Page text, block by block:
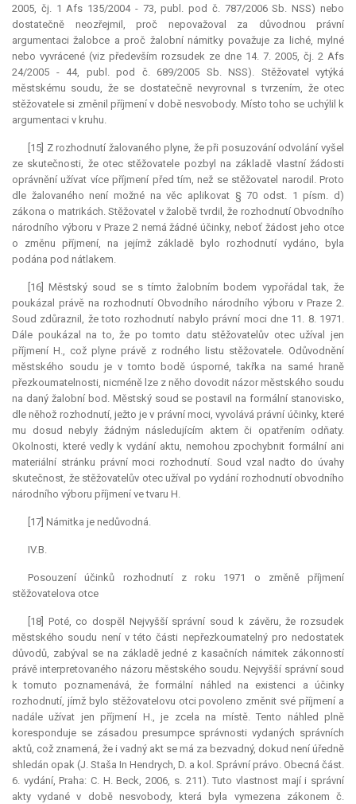
2005, čj. 1 Afs 135/2004 - 73, publ. pod č. 787/2006 Sb. NSS) nebo
dostatečně neozřejmil, proč nepovažoval za důvodnou právní
argumentaci žalobce a proč žalobní námitky považuje za liché, mylné
nebo vyvrácené (viz především rozsudek ze dne 14. 7. 2005, čj. 2 Afs
24/2005 - 44, publ. pod č. 689/2005 Sb. NSS). Stěžovatel vytýká
městskému soudu, že se dostatečně nevyrovnal s tvrzením, že otec
stěžovatele si změnil příjmení v době nesvobody. Místo toho se uchýlil k
argumentaci v kruhu.
[15] Z rozhodnutí žalovaného plyne, že při posuzování odvolání vyšel
ze skutečnosti, že otec stěžovatele pozbyl na základě vlastní žádosti
oprávnění užívat více příjmení před tím, než se stěžovatel narodil. Proto
dle žalovaného není možné na věc aplikovat § 70 odst. 1 písm. d)
zákona o matrikách. Stěžovatel v žalobě tvrdil, že rozhodnutí Obvodního
národního výboru v Praze 2 nemá žádné účinky, neboť žádost jeho otce
o změnu příjmení, na jejímž základě bylo rozhodnutí vydáno, byla
podána pod nátlakem.
[16] Městský soud se s tímto žalobním bodem vypořádal tak, že
poukázal právě na rozhodnutí Obvodního národního výboru v Praze 2.
Soud zdůraznil, že toto rozhodnutí nabylo právní moci dne 11. 8. 1971.
Dále poukázal na to, že po tomto datu stěžovatelův otec užíval jen
příjmení H., což plyne právě z rodného listu stěžovatele. Odůvodnění
městského soudu je v tomto bodě úsporné, takřka na samé hraně
přezkoumatelnosti, nicméně lze z něho dovodit názor městského soudu
na daný žalobní bod. Městský soud se postavil na formální stanovisko,
dle něhož rozhodnutí, ježto je v právní moci, vyvolává právní účinky, které
mu dosud nebyly žádným následujícím aktem či opatřením odňaty.
Okolnosti, které vedly k vydání aktu, nemohou zpochybnit formální ani
materiální stránku právní moci rozhodnutí. Soud vzal nadto do úvahy
skutečnost, že stěžovatelův otec užíval po vydání rozhodnutí obvodního
národního výboru příjmení ve tvaru H.
[17] Námitka je nedůvodná.
IV.B.
Posouzení účinků rozhodnutí z roku 1971 o změně příjmení
stěžovatelova otce
[18] Poté, co dospěl Nejvyšší správní soud k závěru, že rozsudek
městského soudu není v této části nepřezkoumatelný pro nedostatek
důvodů, zabýval se na základě jedné z kasačních námitek zákonností
právě interpretovaného názoru městského soudu. Nejvyšší správní soud
k tomuto poznamenává, že formální náhled na existenci a účinky
rozhodnutí, jímž bylo stěžovatelovu otci povoleno změnit své příjmení a
nadále užívat jen příjmení H., je zcela na místě. Tento náhled plně
koresponduje se zásadou presumpcesprávnosti vydaných správních
aktů, což znamená, že i vadný akt se má za bezvadný, dokud není úředně
shledán opak (J. Staša In Hendrych, D. a kol. Správní právo. Obecná část.
6. vydání, Praha: C. H. Beck, 2006, s. 211). Tuto vlastnost mají i správní
akty vydané v době nesvobody, která byla vymezena zákonem č.